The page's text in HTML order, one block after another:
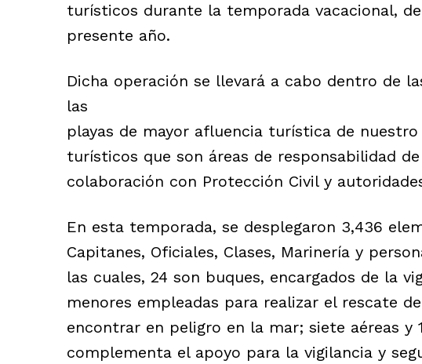
turísticos durante la temporada vacacional,
presente año.
Dicha operación se llevará a cabo dentro de
las
playas de mayor afluencia turística de
turísticos que son áreas de responsabilidad
colaboración con Protección Civil y
En esta temporada, se desplegaron 3,436
Capitanes, Oficiales, Clases, Marinería y
las cuales, 24 son buques, encargados de la
menores empleadas para realizar el rescate
encontrar en peligro en la mar; siete aéreas y
complementa el apoyo para la vigilancia y